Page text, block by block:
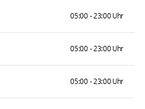
05:00 - 23:00 Uhr
05:00 - 23:00 Uhr
05:00 - 23:00 Uhr